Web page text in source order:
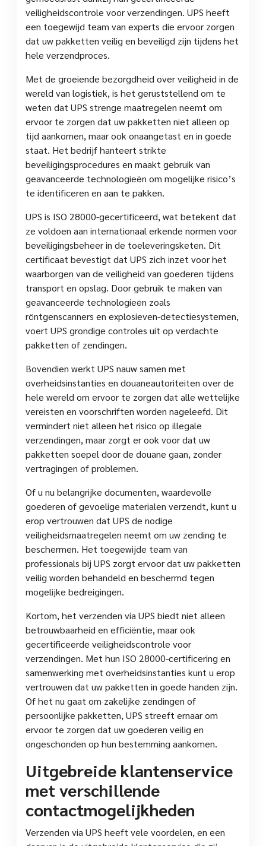
veiligheidscontrole voor verzendingen. UPS heeft
een toegewijd team van experts die ervoor zorgen
dat uw pakketten veilig en beveiligd zijn tijdens het
hele verzendproces.
Met de groeiende bezorgdheid over veiligheid in de
wereld van logistiek, is het geruststellend om te
weten dat UPS strenge maatregelen neemt om
ervoor te zorgen dat uw pakketten niet alleen op
tijd aankomen, maar ook onaangetast en in goede
staat. Het bedrijf hanteert strikte
beveiligingsprocedures en maakt gebruik van
geavanceerde technologieën om mogelijke risico’s
te identificeren en aan te pakken.
UPS is ISO 28000-gecertificeerd, wat betekent dat
ze voldoen aan internationaal erkende normen voor
beveiligingsbeheer in de toeleveringsketen. Dit
certificaat bevestigt dat UPS zich inzet voor het
waarborgen van de veiligheid van goederen tijdens
transport en opslag. Door gebruik te maken van
geavanceerde technologieën zoals
röntgenscanners en explosieven-detectiesystemen,
voert UPS grondige controles uit op verdachte
pakketten of zendingen.
Bovendien werkt UPS nauw samen met
overheidsinstanties en douaneautoriteiten over de
hele wereld om ervoor te zorgen dat alle wettelijke
vereisten en voorschriften worden nageleefd. Dit
vermindert niet alleen het risico op illegale
verzendingen, maar zorgt er ook voor dat uw
pakketten soepel door de douane gaan, zonder
vertragingen of problemen.
Of u nu belangrijke documenten, waardevolle
goederen of gevoelige materialen verzendt, kunt u
erop vertrouwen dat UPS de nodige
veiligheidsmaatregelen neemt om uw zending te
beschermen. Het toegewijde team van
professionals bij UPS zorgt ervoor dat uw pakketten
veilig worden behandeld en beschermd tegen
mogelijke bedreigingen.
Kortom, het verzenden via UPS biedt niet alleen
betrouwbaarheid en efficiëntie, maar ook
gecertificeerde veiligheidscontrole voor
verzendingen. Met hun ISO 28000-certificering en
samenwerking met overheidsinstanties kunt u erop
vertrouwen dat uw pakketten in goede handen zijn.
Of het nu gaat om zakelijke zendingen of
persoonlijke pakketten, UPS streeft ernaar om
ervoor te zorgen dat uw goederen veilig en
ongeschonden op hun bestemming aankomen.
Uitgebreide klantenservice
met verschillende
contactmogelijkheden
Verzenden via UPS heeft vele voordelen, en een